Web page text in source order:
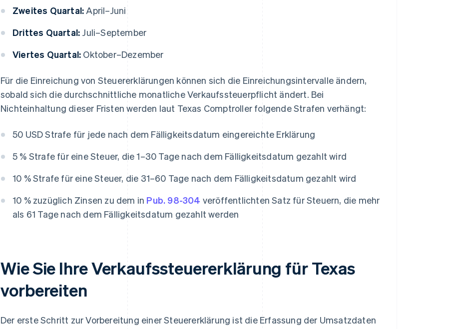
Zweites Quartal: April–Juni
Drittes Quartal: Juli–September
Viertes Quartal: Oktober–Dezember
Für die Einreichung von Steuererklärungen können sich die Einreichungsintervalle ändern,
sobald sich die durchschnittliche monatliche Verkaufssteuerpflicht ändert. Bei
Nichteinhaltung dieser Fristen werden laut Texas Comptroller folgende Strafen verhängt:
50 USD Strafe für jede nach dem Fälligkeitsdatum eingereichte Erklärung
5 % Strafe für eine Steuer, die 1–30 Tage nach dem Fälligkeitsdatum gezahlt wird
10 % Strafe für eine Steuer, die 31–60 Tage nach dem Fälligkeitsdatum gezahlt wird
10 % zuzüglich Zinsen zu dem in Pub. 98-304 veröffentlichten Satz für Steuern, die mehr
als 61 Tage nach dem Fälligkeitsdatum gezahlt werden
Wie Sie Ihre Verkaufssteuererklärung für Texas
vorbereiten
Der erste Schritt zur Vorbereitung einer Steuererklärung ist die Erfassung der Umsatzdaten